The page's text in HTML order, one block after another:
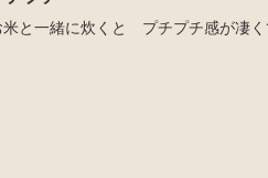
米と一緒に炊くと プチプチ感が凄